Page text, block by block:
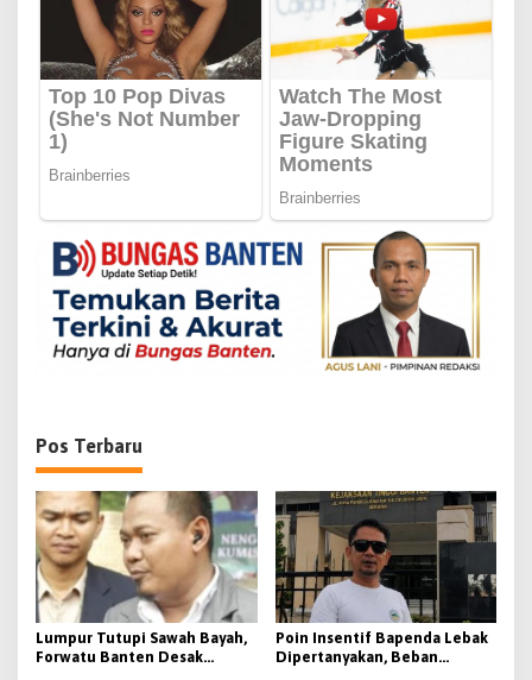
s
i
p
o
s
Pos Terbaru
Lumpur Tutupi Sawah Bayah,
Forwatu Banten Desak
Poin Insentif Bapenda Lebak
Dipertanyakan, Beban